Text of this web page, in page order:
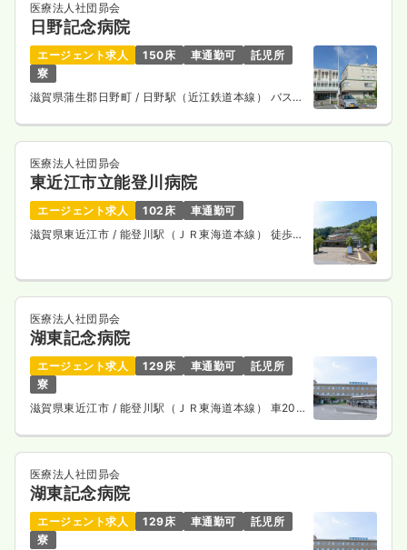
医療法人社団昴会
日野記念病院
エージェント求人 150床 車通勤可
託児所
寮
滋賀県蒲生郡日野町 / 日野駅（近江鉄道本線） バス
医療法人社団昴会
東近江市立能登川病院
エージェント求人 102床
車通勤可
滋賀県東近江市 / 能登川駅（ＪＲ東海道本線） 徒歩7
医療法人社団昴会
湖東記念病院
エージェント求人 129床 車通勤可
託児所
寮
滋賀県東近江市 / 能登川駅（ＪＲ東海道本線） 車20
医療法人社団昴会
湖東記念病院
エージェント求人 129床 車通勤可
託児所
寮